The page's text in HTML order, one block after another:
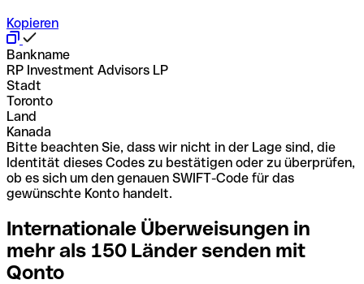
Kopieren
Bankname
RP Investment Advisors LP
Stadt
Toronto
Land
Kanada
Bitte beachten Sie, dass wir nicht in der Lage sind, die
Identität dieses Codes zu bestätigen oder zu überprüfen,
ob es sich um den genauen SWIFT-Code für das
gewünschte Konto handelt.
Internationale Überweisungen in
mehr als 150 Länder senden mit
Qonto